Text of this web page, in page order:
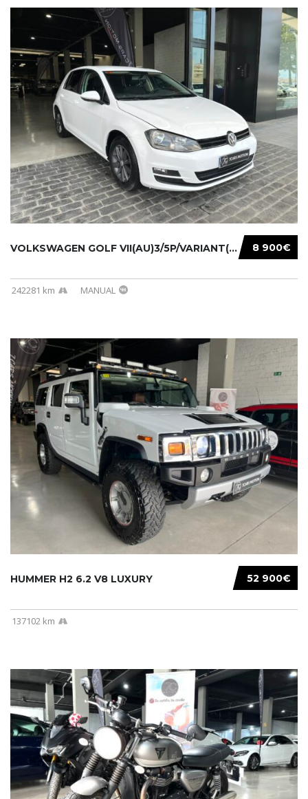
8 900€
VOLKSWAGEN GOLF VII(AU)3/5P/VARIANT(12-16 20...
242281 km MANUAL
52 900€
HUMMER H2 6.2 V8 LUXURY
137102 km